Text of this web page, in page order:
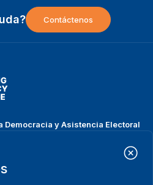
Contáctenos
Democracia y Asistencia Electoral